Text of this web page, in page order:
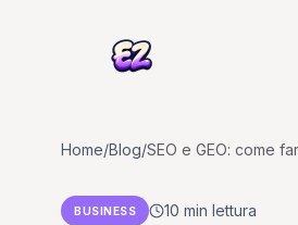
Home/Blog/
BUSINESS 10 min lettura